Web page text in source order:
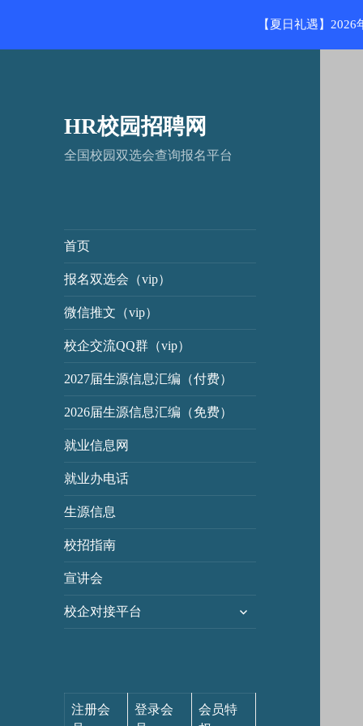
HR校园招聘网
全国校园双选会查询报名平台
首页
报名双选会（vip）
微信推文（vip）
校企交流QQ群（vip）
2027届生源信息汇编（付费）
2026届生源信息汇编（免费）
就业信息网
就业办电话
生源信息
校招指南
宣讲会
校企对接平台
注册会
登录会
会员特
【夏日礼遇】